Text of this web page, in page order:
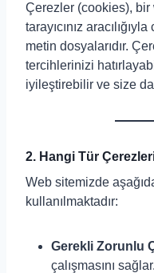
Çerezler (cookies),
tarayıcınız
metin dosyalarıdır.
tercihlerinizi
iyileştirebilir ve size
2. Hangi Tür
Web sitemizde
kullanılmaktadır:
Gerekli Zorunlu
çalışmasını